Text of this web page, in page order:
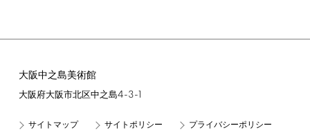
大阪中之島美術館
大阪府大阪市北区中之島4-3-1
サイトマップ サイトポリシー プライバシーポリシー